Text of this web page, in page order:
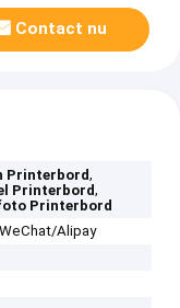
Contact nu
Printerbord,
Printerbord,
Printerbord
Alipay